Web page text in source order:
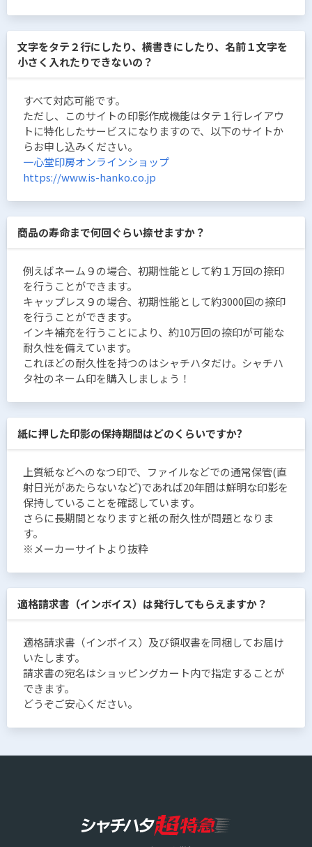
文字をタテ２行にしたり、横書きにしたり、名前１文字を
小さく入れたりできないの？
すべて対応可能です。
ただし、このサイトの印影作成機能はタテ１行レイアウ
トに特化したサービスになりますので、以下のサイトか
らお申し込みください。
一心堂印房オンラインショップ
https://www.is-hanko.co.jp
商品の寿命まで何回ぐらい捺せますか？
例えばネーム９の場合、初期性能として約１万回の捺印
を行うことができます。
キャップレス９の場合、初期性能として約3000回の捺印
を行うことができます。
インキ補充を行うことにより、約10万回の捺印が可能な
耐久性を備えています。
これほどの耐久性を持つのはシャチハタだけ。シャチハ
タ社のネーム印を購入しましょう！
紙に押した印影の保持期間はどのくらいですか?
上質紙などへのなつ印で、ファイルなどでの通常保管(直
射日光があたらないなど)であれば20年間は鮮明な印影を
保持していることを確認しています。
さらに長期間となりますと紙の耐久性が問題となりま
す。
※メーカーサイトより抜粋
適格請求書（インボイス）は発行してもらえますか？
適格請求書（インボイス）及び領収書を同梱してお届け
いたします。
請求書の宛名はショッピングカート内で指定することが
できます。
どうぞご安心ください。